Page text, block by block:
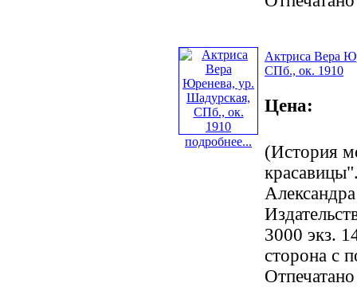
подробнее...
Актриса Вера
СПб., ок. 1910
Цена:
(История
3000 экз.
сторона с